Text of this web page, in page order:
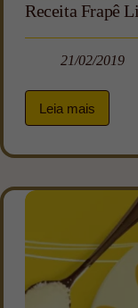
Receita Frapê
21/02/2019
Leia mais